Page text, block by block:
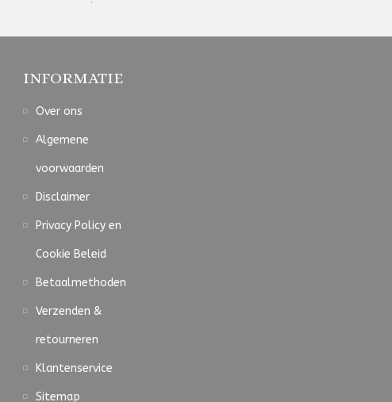
INFORMATIE
Over ons
Algemene
voorwaarden
Disclaimer
Privacy Policy en
Cookie Beleid
Betaalmethoden
Verzenden &
retourneren
Klantenservice
Sitemap